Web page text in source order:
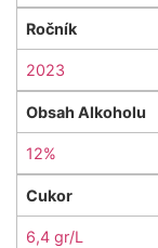
Ročník
2023
Obsah Alkoholu
12%
Cukor
6,4 gr/L